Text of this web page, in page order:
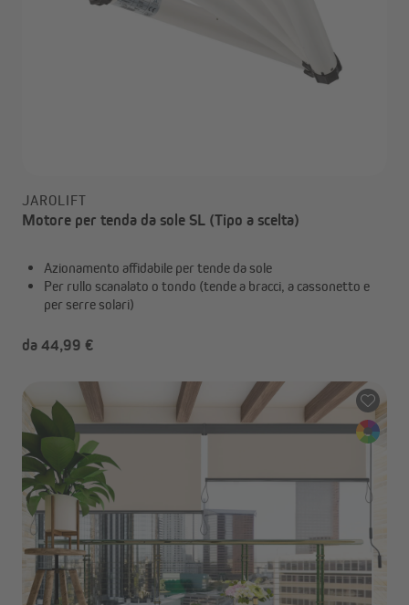
JAROLIFT
Motore per tenda da sole SL (Tipo a scelta)
Azionamento affidabile per tende da sole
Per rullo scanalato o tondo (tende a bracci, a cassonetto e
per serre solari)
da 44,99 €